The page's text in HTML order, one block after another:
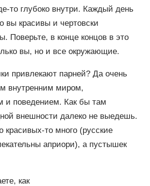
то глубоко внутри. Каждый день
вы красивы и чертовски
Поверьте, в конце концов в это
вы, но и все окружающие.
привлекают парней? Да очень
внутренним миром,
и поведением. Как бы там
внешности далеко не выедешь.
красивых-то много (русские
априори), а пустышек
как